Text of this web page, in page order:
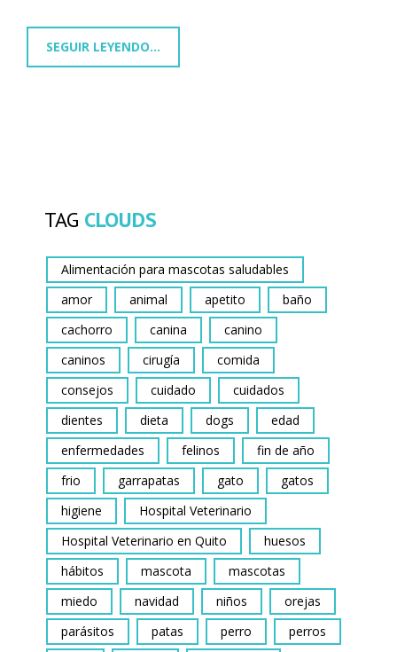
SEGUIR LEYENDO...
TAG CLOUDS
Alimentación para mascotas saludables
amor
animal apetito
baño
cachorro
canina
canino
caninos
cirugía
comida
consejos
cuidado
cuidados
dientes
dieta dogs
edad
enfermedades
felinos
fin de año
frio
garrapatas gato
gatos
higiene
Hospital Veterinario
Hospital Veterinario en Quito
huesos
hábitos
mascota
mascotas
miedo
navidad niños
orejas
parásitos
patas perro
perros